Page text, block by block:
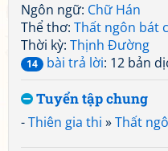
Ngôn ngữ: Chữ Hán
Thể thơ: Thất ngôn bát
Thời kỳ: Thịnh Đường
14 bài trả lời: 12 bản
Tuyển tập chung
-Thiên gia thi »Thất